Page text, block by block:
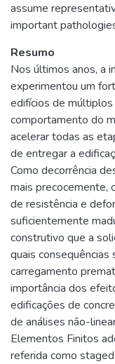
assume
important
Resumo
Nos últimos anos, a
experimentou um
edifícios de
comportamento do
acelerar todas as
de entregar a
Como decorrência
mais precocemente,
de resistência e
suficientemente
construtivo que a
quais
carregamento
importância dos
edificações de
de análises não-
Elementos Finitos
referida como